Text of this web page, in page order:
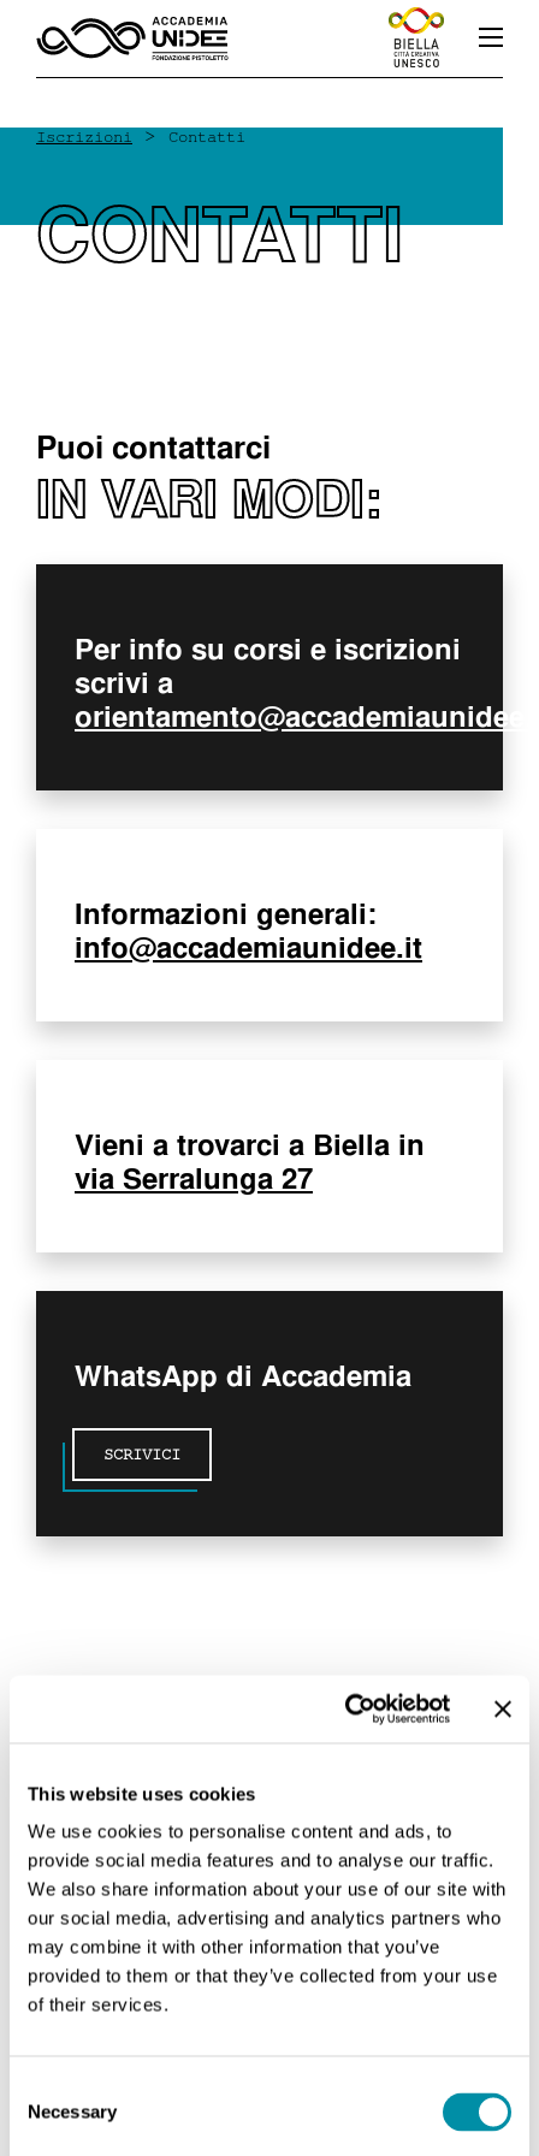
This website uses cookies
We use cookies to personalise content and ads, to
provide social media features and to analyse our traffic.
We also share information about your use of our site with
our social media, advertising and analytics partners who
may combine it with other information that you’ve
provided to them or that they’ve collected from your use
of their services.
Selection
Necessary
Corsi
Docenti
Iscrizioni
MAAU
Iscrizioni > Contatti
CONTATTI
Puoi contattarci
IN VARI MODI:
Per info su corsi e iscrizioni
scrivi a
Informazioni generali:
info@accademiaunidee.it
Vieni a trovarci a Biella in
via Serralunga 27
WhatsApp di Accademia
SCRIVICI
Oppure compila il form
Utilizza la tendina del campo oggetto per scegliere il
motivo del contatto
Nome e Cognome*
Email*